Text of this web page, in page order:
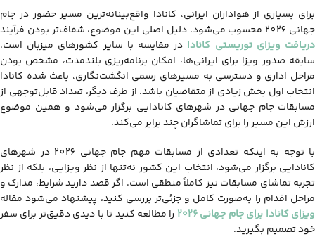
برای بسیاری از هواداران ایرانی، کانادا واقع‌بینانه‌ترین مسیر حضور در جام
جهانی 2026 محسوب می‌شود. دلیل اصلی این موضوع، شفاف‌تر بودن فرآیند
دریافت ویزای توریستی کانادا در مقایسه با سایر کشورهای میزبان است.
سابقه صدور ویزا برای ایرانی‌ها، امکان برنامه‌ریزی بلندمدت، مشخص بودن
مراحل اداری و دسترسی به مسیرهای رسمی انگشت‌نگاری، باعث شده کانادا
انتخاب اول بخش زیادی از متقاضیان باشد. از طرف دیگر، تعداد قابل‌توجهی از
مسابقات جام جهانی در شهرهای کانادایی برگزار می‌شود و همین موضوع
ارزش این مسیر را برای تماشاگران چند برابر می‌کند.
با توجه به اینکه تعدادی از مسابقات مهم جام جهانی 2026 در شهرهای
کانادایی برگزار می‌شود، انتخاب این کشور نه‌تنها از نظر ویزایی، بلکه از نظر
تجربه تماشای مسابقات نیز کاملاً منطقی است. اگر قصد دارید شرایط، مدارک و
مراحل اقدام را به‌صورت کامل و جزئی‌تر بررسی کنید، پیشنهاد می‌شود مقاله
ویزای کانادا برای جام جهانی ۲۰۲۶
را مطالعه کنید تا با دیدی دقیق‌تر برای سفر
خود تصمیم بگیرید.